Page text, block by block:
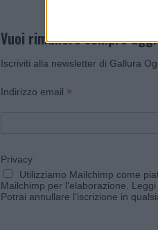
Vuoi rimanere sempre
Iscriviti alla newsletter di Gallura
Indirizzo email *
Privacy
Utilizziamo Mailchimp come
Mailchimp per l'elaborazione.
Potrai annullare l'iscrizione in